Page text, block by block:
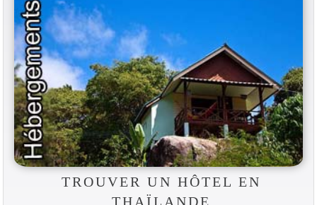
TROUVER UN HÔTEL EN
THAÏLANDE